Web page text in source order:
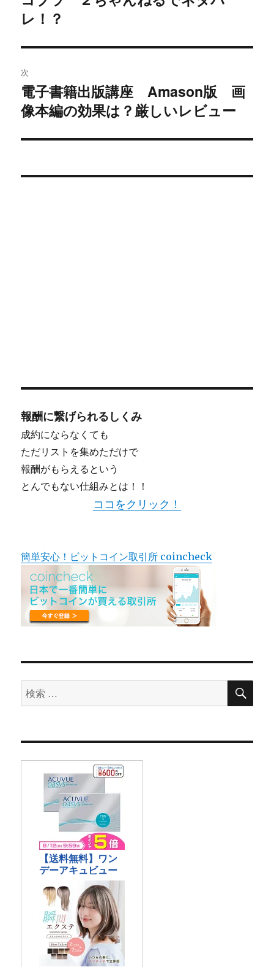
ビ
シ
ョ
ン
投
稿:
レ！？
次
次
の
稿:
電子書籍出版講座 Amason版 画
像本編の効果は？厳しいレビュー
報酬に繋げられるしくみ
成約にならなくても
ただリストを集めただけで
報酬がもらえるという
とんでもない仕組みとは！！
ココをクリック！
簡単安心！ビットコイン取引所 coincheck
検
索
象:
検